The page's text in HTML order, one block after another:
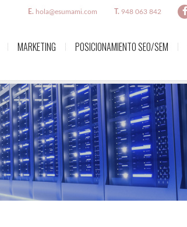
E. hola@esumami.com T. 948 063 842
MARKETING POSICIONAMIENTO SEO/SEM